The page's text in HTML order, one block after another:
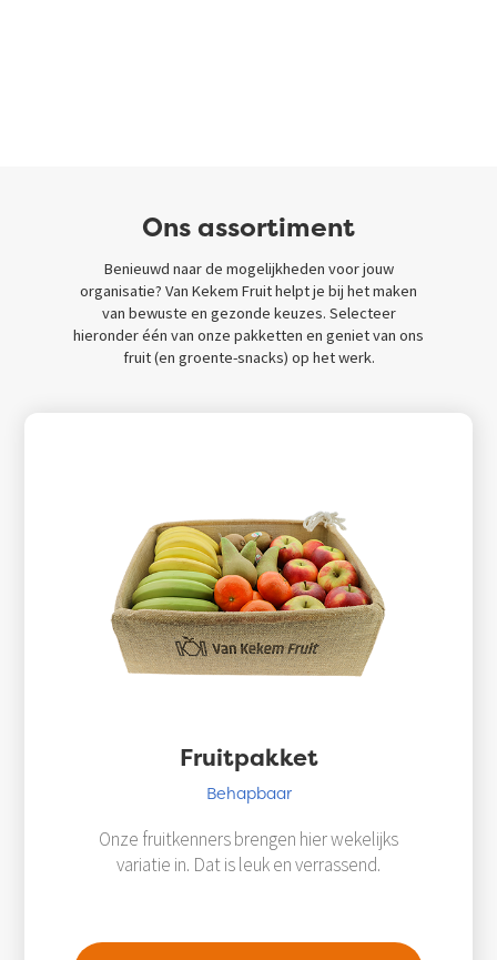
Ons assortiment
Benieuwd naar de mogelijkheden voor jouw
organisatie? Van Kekem Fruit helpt je bij het maken
van bewuste en gezonde keuzes. Selecteer
hieronder één van onze pakketten en geniet van ons
fruit (en groente-snacks) op het werk.
Fruitpakket
Behapbaar
Onze fruitkenners brengen hier wekelijks
variatie in. Dat is leuk en verrassend.